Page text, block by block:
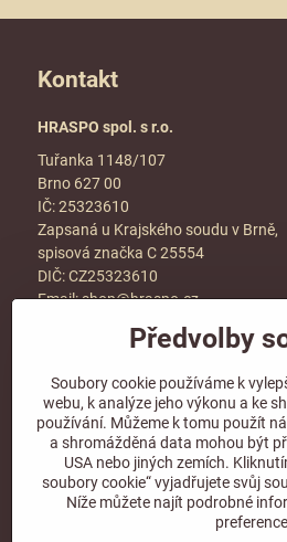
Kontakt
HRASPO spol. s r.o.
Tuřanka 1148/107
Brno 627 00
IČ: 25323610
Zapsaná u Krajského soudu v Brně,
spisová značka C 25554
DIČ: CZ25323610
Email:shop@hraspo.cz
Obchodní podmínky
Více info v sekcikontakt
Sledujte naše sociální sítě!
Předvolby
Soubory cookie používáme k
webu, k analýze jeho výkonu a ke
používání. Můžeme k tomu použít
a shromážděná data mohou být
USA nebo jiných zemích.
soubory cookie“ vyjadřujete svůj
Níže můžete najít podrobné